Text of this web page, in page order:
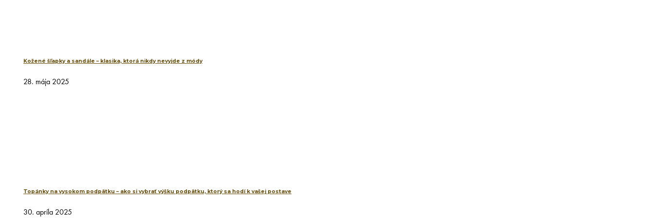
Kožené šľapky a sandále – klasika, ktorá nikdy nevyjde z módy
28. mája 2025
Topánky na vysokom podpätku – ako si vybrať výšku podpätku, ktorý sa hodí k vašej postave
30. apríla 2025